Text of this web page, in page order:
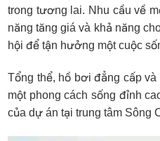
trong tương lai. Nhu cầu về
năng tăng giá và khả năng
hội để tận hưởng một cuộc
Tổng thể, hồ bơi đẳng cấp
một phong cách sống đỉnh
của dự án tại trung tâm Sông